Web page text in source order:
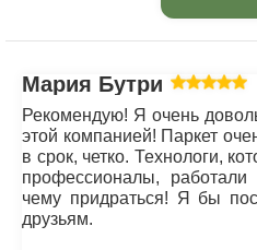
Мария Бутрим
Рекомендую! Я очень
этой компанией! Паркет
в срок, четко. Технологи,
профессионалы,
чему придраться! Я бы
друзьям.